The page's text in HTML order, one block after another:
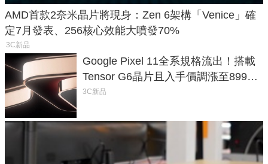
AMD首款2奈米晶片將現身：Zen 6架構「Venice」確
定7月發表、256核心效能大噴發70%
3C新品
Google Pixel 11全系規格流出！搭載
Tensor G6晶片且入手價調漲至899美
元
3C新品